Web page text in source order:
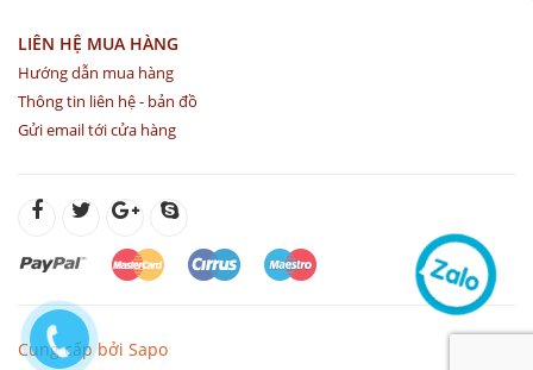
LIÊN HỆ MUA HÀNG
Hướng dẫn mua hàng
Thông tin liên hệ - bản đồ
Gửi email tới cửa hàng
Cung cấp bởi Sapo